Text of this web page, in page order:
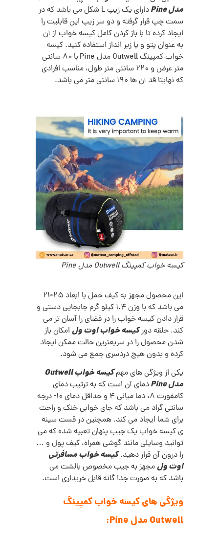
مدل Pine
دارای یک زیپ L شکل می باشد که در
سمت چپ قرار گرفته و دو سر زیپ این قابلیت را
ایجاد کرده تا با باز کردن کامل کیسه خواب از آن
به عنوان پتو و یا زیر انداز استفاده کنید. کیسه
خواب کمپینگ Outwell مدل Pine
با 80 سانتی
متر عرض و 220 سانتی متر طول، مناسب افرادی
که نهایتا قد آن ها 190 سانتی متر می باشد.
کیسه خواب کمپینگ Outwell مدل Pine
این محصول مجهز به کیف حمل با ابعاد 25×21
می باشد که با وزن 1.4 کیلو گرم جابجایی دستی و
قرار دادن کیسه خواب را در فضای را آسان تر می
کند. حلقه دورکیسه خواب اوت ولامکان باز
شدن محصول را در سریعترین حالت ممکن ایجاد
کرده و بدون هیچ دردسری جمع می شود.
یکی از ویژگی های مهم
کیسه خواب Outwell
مدل Pine
دمای آن است که به ترتیب دمای
کامفورت 8، دما میانی 4 و حداقل دمای 10- درجه
سانتی گراد می باشد که جای خوابی خنک و راحت
برای شما ایجاد می کند. همچنین در قست سینه
ی کیسه خواب یک جیب پنهان تعبیه شده که می
توانید وسایلی مانند گوشی همراه، کیف پول و …
را درون آن قرار دهید.کیسه خواب مسافرتی
اوت ولمجهز به جیب مخصوص بالشت می
باشد که به صورت جدا گانه قابل خریداری است.
ویژگی هایکیسه خواب کمپینگ
Outwell مدل Pine: